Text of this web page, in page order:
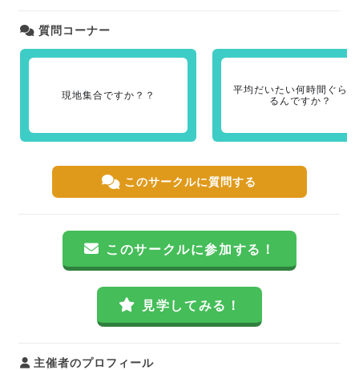
質問コーナー
現地集合ですか？？
平均だいたい何時間ぐら
るんですか？
このサークルに質問する
このサークルに参加する！
見学してみる！
主催者のプロフィール